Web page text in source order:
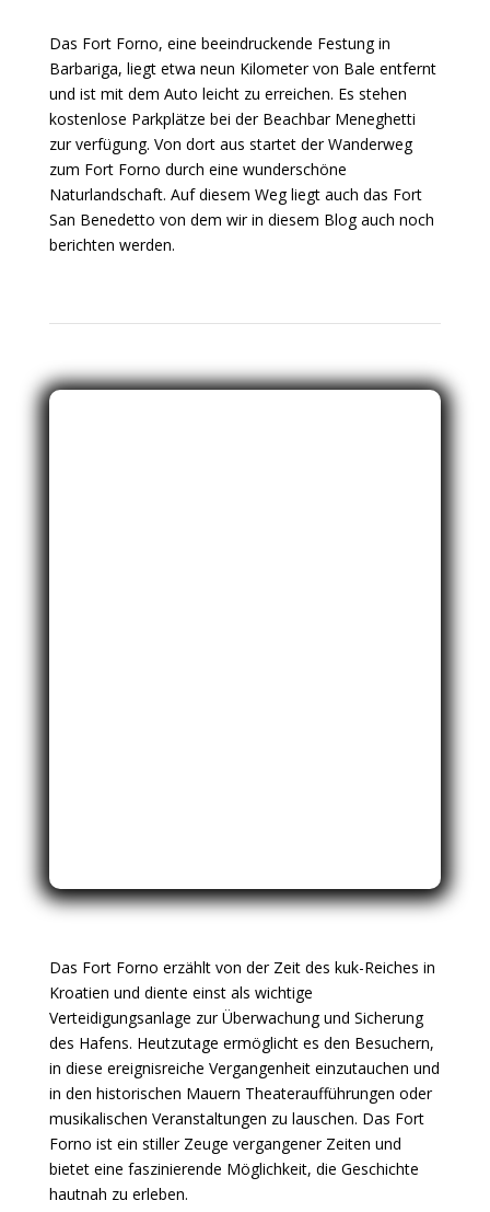
Das Fort Forno, eine beeindruckende Festung in
Barbariga, liegt etwa neun Kilometer von Bale entfernt
und ist mit dem Auto leicht zu erreichen. Es stehen
kostenlose Parkplätze bei der Beachbar Meneghetti
zur verfügung. Von dort aus startet der Wanderweg
zum Fort Forno durch eine wunderschöne
Naturlandschaft. Auf diesem Weg liegt auch das Fort
San Benedetto von dem wir in diesem Blog auch noch
berichten werden.
Das Fort Forno erzählt von der Zeit des kuk-Reiches in
Kroatien und diente einst als wichtige
Verteidigungsanlage zur Überwachung und Sicherung
des Hafens. Heutzutage ermöglicht es den Besuchern,
in diese ereignisreiche Vergangenheit einzutauchen und
in den historischen Mauern Theateraufführungen oder
musikalischen Veranstaltungen zu lauschen. Das Fort
Forno ist ein stiller Zeuge vergangener Zeiten und
bietet eine faszinierende Möglichkeit, die Geschichte
hautnah zu erleben.